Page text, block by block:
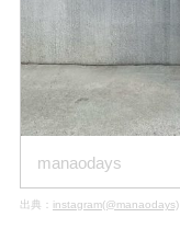
manaodays
出典： instagram(@manaodays)